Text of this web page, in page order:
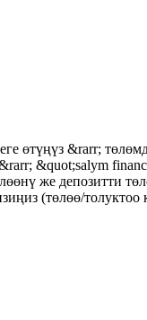
өтүңүз &rarr;
&quot;salym
же депозитти
(төлөө/